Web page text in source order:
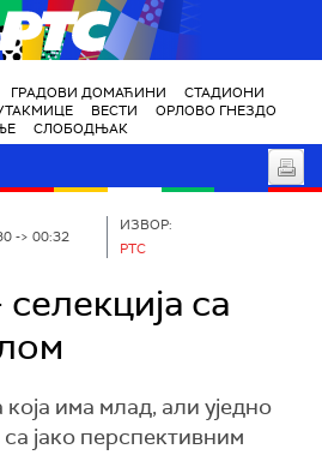
ГРАДОВИ ДОМАЋИНИ
СТАДИОНИ
ВЕСТИ
ОРЛОВО ГНЕЗДО
СЛОБОДЊАК
-> 00:32
ИЗВОР:
РТС
са
која има млад, али уједно
јако перспективним